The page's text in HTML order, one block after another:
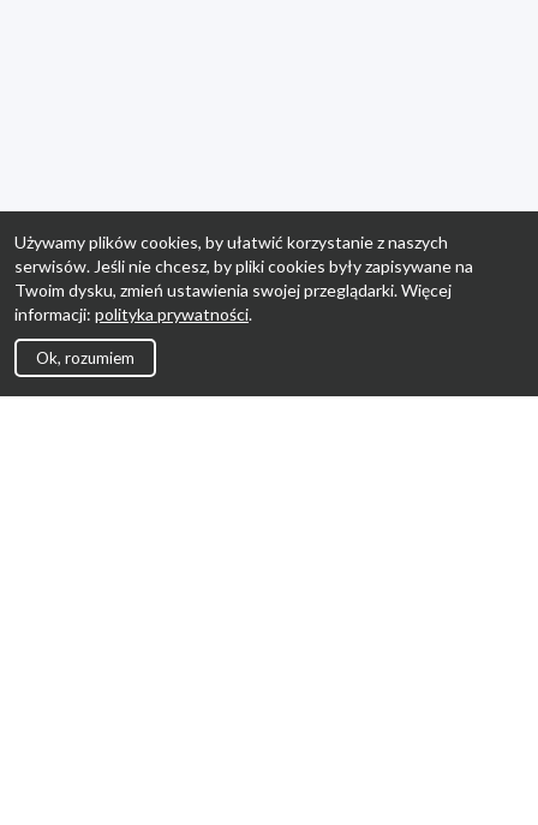
Używamy plików cookies, by ułatwić korzystanie z naszych
serwisów. Jeśli nie chcesz, by pliki cookies były zapisywane na
Twoim dysku, zmień ustawienia swojej przeglądarki. Więcej
informacji: polityka prywatności.
Ok, rozumiem